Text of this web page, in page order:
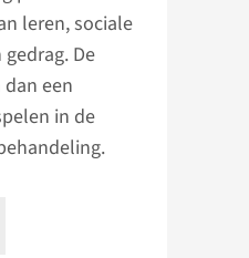
leren, sociale
De
een
in de